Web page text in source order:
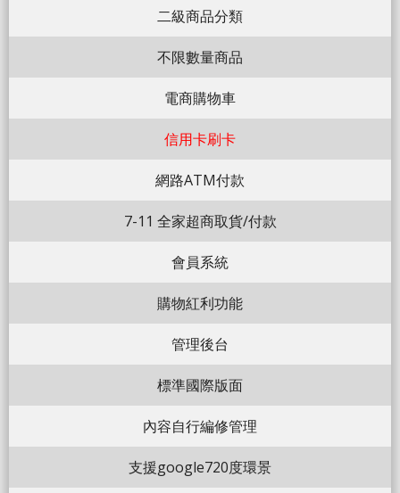
二級商品分類
不限數量商品
電商購物車
信用卡刷卡
網路ATM付款
7-11 全家超商取貨/付款
會員系統
購物紅利功能
管理後台
標準國際版面
內容自行編修管理
支援google720度環景